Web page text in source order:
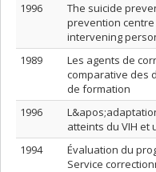
1996
The suicide
prevention
intervening
1989
Les agents de
comparative des
de formation
1996
atteints du VIH et
1994
Évaluation du
Service